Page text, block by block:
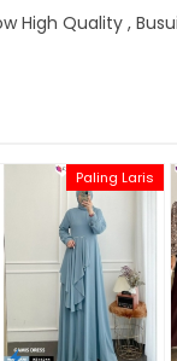
High Quality ,
Paling Laris